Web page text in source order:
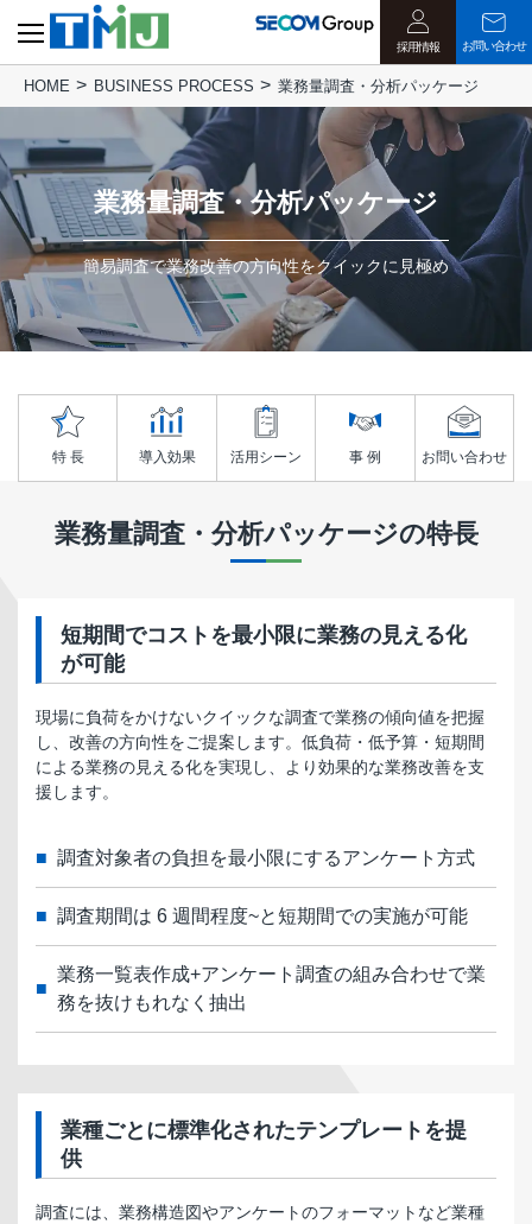
採用情報 お問い合わせ
HOME BUSINESS PROCESS 業務量調査・分析パッケージ
業務量調査・分析パッケージ
簡易調査で業務改善の方向性をクイックに見極め
特 長 導入効果 活用シーン 事 例 お問い合わせ
業務量調査・分析パッケージの特長
短期間でコストを最小限に業務の見える化
が可能
現場に負荷をかけないクイックな調査で業務の傾向値を把握
し、改善の方向性をご提案します。低負荷・低予算・短期間
による業務の見える化を実現し、より効果的な業務改善を支
援します。
調査対象者の負担を最小限にするアンケート方式
調査期間は 6 週間程度~と短期間での実施が可能
業務一覧表作成+アンケート調査の組み合わせで業
務を抜けもれなく抽出
業種ごとに標準化されたテンプレートを提
供
調査には、業務構造図やアンケートのフォーマットなど業種